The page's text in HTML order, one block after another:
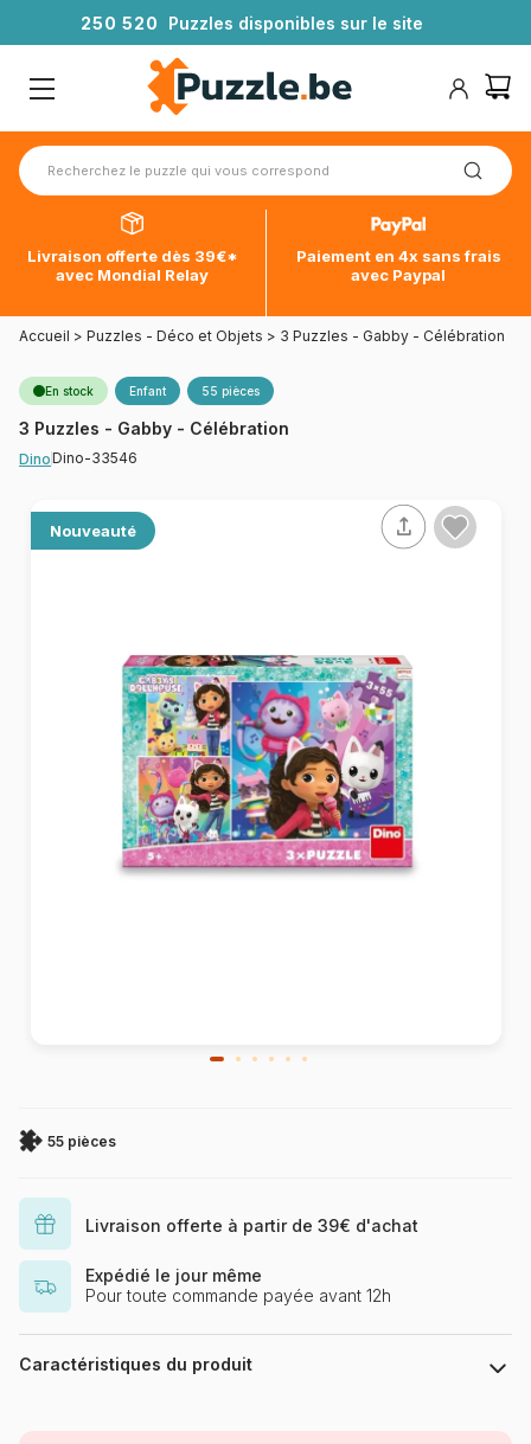
250 520 Puzzles disponibles sur le site
Livraison offerte dès 39€*
avec Mondial Relay
Paiement en 4x sans frais
avec Paypal
Accueil > Puzzles - Déco et Objets > 3 Puzzles - Gabby - Célébration
En stock Enfant 55 pièces
3 Puzzles - Gabby - Célébration
DinoDino-33546
Nouveauté
55 pièces
Livraison offerte à partir de 39€ d'achat
Expédié le jour même
Pour toute commande payée avant 12h
Caractéristiques du produit